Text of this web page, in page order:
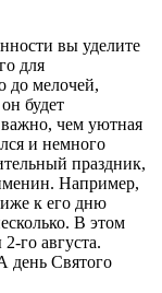
вы уделите
для
до мелочей,
будет
чем уютная
и немного
праздник,
Например,
к его дню
В этом
го августа.
день Святого